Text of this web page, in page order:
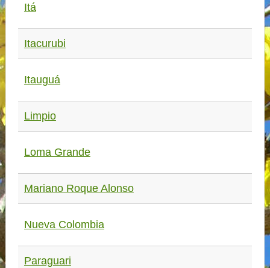
Itá
Itacurubi
Itauguá
Limpio
Loma Grande
Mariano Roque Alonso
Nueva Colombia
Paraguari